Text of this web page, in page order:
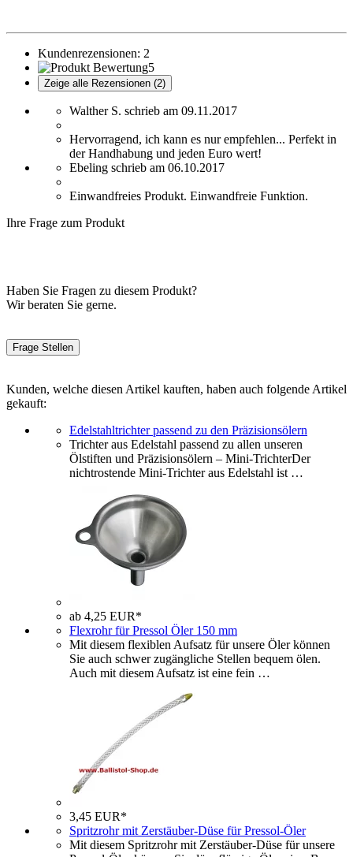
Kundenrezensionen: 2
5
Zeige alle Rezensionen (2)
Walther S. schrieb am 09.11.2017
Hervorragend, ich kann es nur empfehlen... Perfekt in
der Handhabung und jeden Euro wert!
Ebeling schrieb am 06.10.2017
Einwandfreies Produkt. Einwandfreie Funktion.
Ihre Frage zum Produkt
Haben Sie Fragen zu diesem Produkt?
Wir beraten Sie gerne.
Frage Stellen
Kunden, welche diesen Artikel kauften, haben auch folgende Artikel
gekauft:
Edelstahltrichter passend zu den Präzisionsölern
Trichter aus Edelstahl passend zu allen unseren
Ölstiften und Präzisionsölern – Mini-TrichterDer
nichtrostende Mini-Trichter aus Edelstahl ist …
ab 4,25 EUR*
Flexrohr für Pressol Öler 150 mm
Mit diesem flexiblen Aufsatz für unsere Öler können
Sie auch schwer zugängliche Stellen bequem ölen.
Auch mit diesem Aufsatz ist eine fein …
3,45 EUR*
Spritzrohr mit Zerstäuber-Düse für Pressol-Öler
Mit diesem Spritzrohr mit Zerstäuber-Düse für unsere